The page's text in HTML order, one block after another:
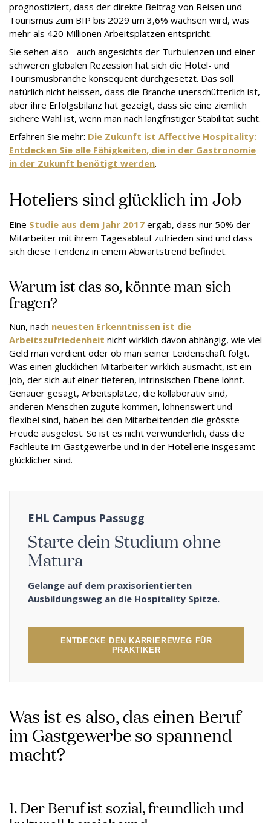
prognostiziert, dass der direkte Beitrag von Reisen und
Tourismus zum BIP bis 2029 um 3,6% wachsen wird, was
mehr als 420 Millionen Arbeitsplätzen entspricht.
Sie sehen also - auch angesichts der Turbulenzen und einer
schweren globalen Rezession hat sich die Hotel- und
Tourismusbranche konsequent durchgesetzt. Das soll
natürlich nicht heissen, dass die Branche unerschütterlich ist,
aber ihre Erfolgsbilanz hat gezeigt, dass sie eine ziemlich
sichere Wahl ist, wenn man nach langfristiger Stabilität sucht.
Erfahren Sie mehr: Die Zukunft ist Affective Hospitality:
Entdecken Sie alle Fähigkeiten, die in der Gastronomie
in der Zukunft benötigt werden.
Hoteliers sind glücklich im Job
Eine Studie aus dem Jahr 2017 ergab, dass nur 50% der
Mitarbeiter mit ihrem Tagesablauf zufrieden sind und dass
sich diese Tendenz in einem Abwärtstrend befindet.
Warum ist das so, könnte man sich
fragen?
Nun, nach neuesten Erkenntnissen ist die
Arbeitszufriedenheit nicht wirklich davon abhängig, wie viel
Geld man verdient oder ob man seiner Leidenschaft folgt.
Was einen glücklichen Mitarbeiter wirklich ausmacht, ist ein
Job, der sich auf einer tieferen, intrinsischen Ebene lohnt.
Genauer gesagt, Arbeitsplätze, die kollaborativ sind,
anderen Menschen zugute kommen, lohnenswert und
flexibel sind, haben bei den Mitarbeitenden die grösste
Freude ausgelöst. So ist es nicht verwunderlich, dass die
Fachleute im Gastgewerbe und in der Hotellerie insgesamt
glücklicher sind.
EHL Campus Passugg
Starte dein Studium ohne
Matura
Gelange auf dem praxisorientierten
Ausbildungsweg an die Hospitality Spitze.
ENTDECKE DEN KARRIEREWEG FÜR
PRAKTIKER
Was ist es also, das einen Beruf
im Gastgewerbe so spannend
macht?
1. Der Beruf ist sozial, freundlich und